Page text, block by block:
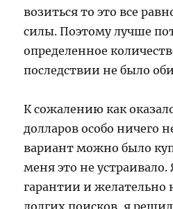
возиться то это все
силы. Поэтому лучше
определенное
последствии не было
К сожалению как
долларов особо ничего
вариант можно было
меня это не
гарантии и желательно
долгих поисков, я